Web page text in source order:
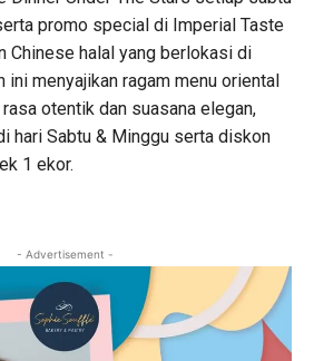
promo special di Imperial Taste
Chinese halal yang berlokasi di
ini menyajikan ragam menu oriental
otentik dan suasana elegan,
hari Sabtu & Minggu serta diskon
1 ekor.
- Advertisement -